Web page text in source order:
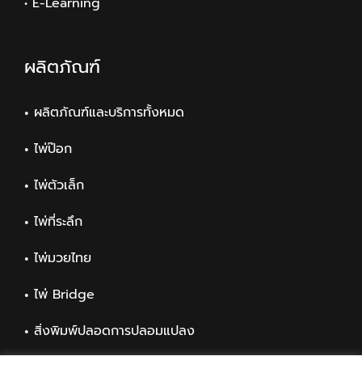
ผลิตภัณฑ์
ผลิตภัณฑ์และบริการทั้งหมด
ไพ่ป๊อก
ไพ่ตัวเล็ก
ไพ่ที่ระลึก
ไพ่มวยไทย
ไพ่ Bridge
สิ่งพิมพ์ปลอดการปลอมแปลง